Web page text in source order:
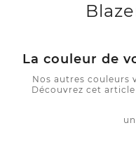
La couleur de
Nos autres couleurs
Découvrez cet